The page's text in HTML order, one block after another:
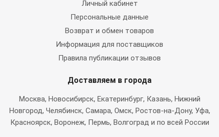
Личный кабинет
Персональные данные
Возврат и обмен товаров
Информация для поставщиков
Правила публикации отзывов
Доставляем в города
Москва, Новосибирск, Екатеринбург, Казань, Нижний
Новгород, Челябинск, Самара, Омск, Ростов-на-Дону, Уфа,
Красноярск, Воронеж, Пермь, Волгоград и по всей России